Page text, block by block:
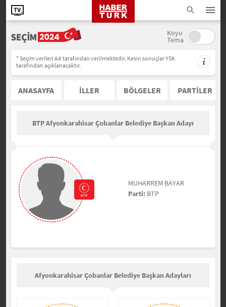
Koyu
Tema
* Seçim verileri AA tarafından verilmektedir. Kesin sonuçlar YSK
tarafından açıklanacaktır.
ANASAYFA İLLER BÖLGELER PARTİLER
BTP Afyonkarahisar Çobanlar Belediye Başkan Adayı
MUHARREM BAYAR
Parti:BTP
Afyonkarahisar Çobanlar Belediye Başkan Adayları